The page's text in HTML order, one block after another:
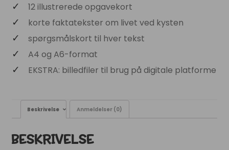
12 illustrerede opgavekort
korte faktatekster om livet ved kysten
spørgsmålskort til hver tekst
A4 og A6-format
EKSTRA: billedfiler til brug på digitale platforme
Beskrivelse Anmeldelser (0)
BESKRIVELSE